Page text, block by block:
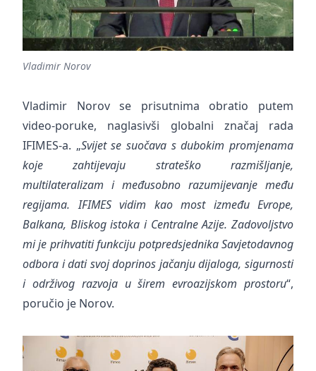
Vladimir Norov
Vladimir Norov se prisutnima obratio putem
video-poruke, naglasivši globalni značaj rada
IFIMES-a. „Svijet se suočava s dubokim promjenama
koje zahtijevaju strateško razmišljanje,
multilateralizam i međusobno razumijevanje među
regijama. IFIMES vidim kao most između Evrope,
Balkana, Bliskog istoka i Centralne Azije. Zadovoljstvo
mi je prihvatiti funkciju potpredsjednika Savjetodavnog
odbora i dati svoj doprinos jačanju dijaloga, sigurnosti
i održivog razvoja u širem evroazijskom prostoru“,
poručio je Norov.